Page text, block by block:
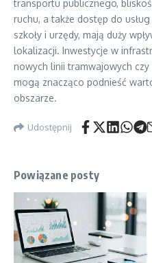
transportu publicznego,
ruchu, a także dostęp do
szkoły i urzędy, mają duży
lokalizacji. Inwestycje w
nowych linii tramwajowych
mogą znacząco podnieść
obszarze.
Udostępnij
Powiązane posty